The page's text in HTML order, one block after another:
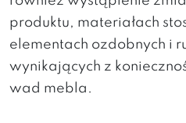
produktu, materiałach
elementach ozdobnych i
wynikających z
wad mebla.